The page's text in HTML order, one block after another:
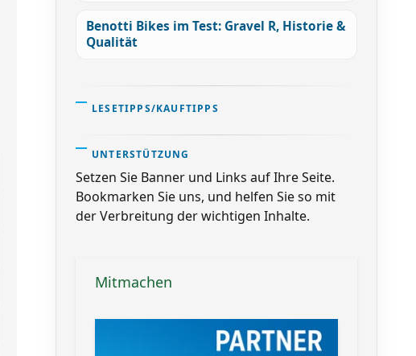
Benotti Bikes im Test: Gravel R, Historie &
Qualität
LESETIPPS/KAUFTIPPS
UNTERSTÜTZUNG
Setzen Sie Banner und Links auf Ihre Seite.
Bookmarken Sie uns, und helfen Sie so mit
der Verbreitung der wichtigen Inhalte.
Mitmachen